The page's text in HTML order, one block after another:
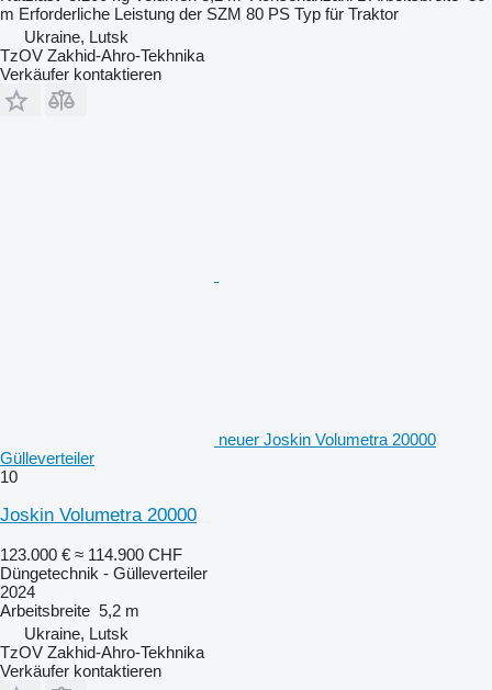
m Erforderliche Leistung der SZM 80 PS Typ für Traktor
Ukraine, Lutsk
TzOV Zakhid-Ahro-Tekhnika
Verkäufer kontaktieren
neuer Joskin Volumetra 20000
Gülleverteiler
10
Joskin Volumetra 20000
123.000 € ≈ 114.900 CHF
Düngetechnik - Gülleverteiler
2024
Arbeitsbreite 5,2 m
Ukraine, Lutsk
TzOV Zakhid-Ahro-Tekhnika
Verkäufer kontaktieren